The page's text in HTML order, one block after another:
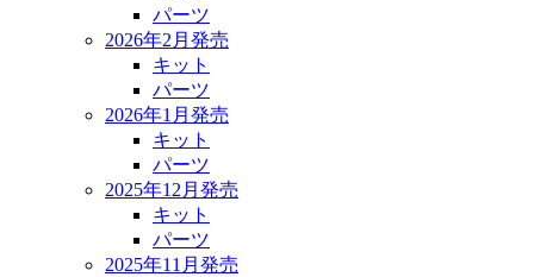
パーツ
2026年2月発売
キット
パーツ
2026年1月発売
キット
パーツ
2025年12月発売
キット
パーツ
2025年11月発売